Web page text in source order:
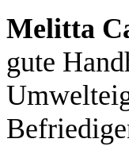
Melitta
gute